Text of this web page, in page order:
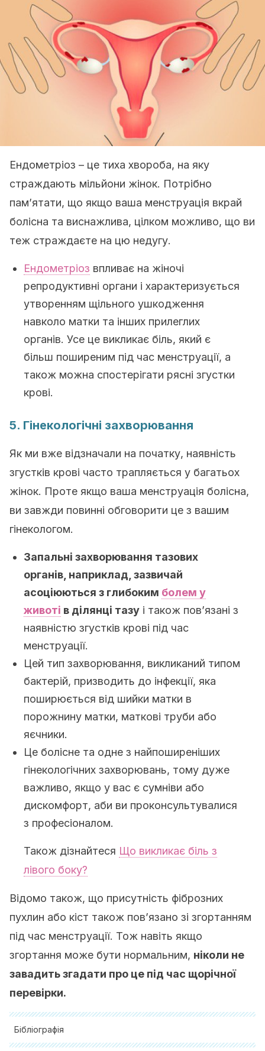
Ендометріоз – це тиха хвороба, на яку
страждають мільйони жінок. Потрібно
пам’ятати, що якщо ваша менструація вкрай
болісна та виснажлива, цілком можливо, що ви
теж страждаєте на цю недугу.
Ендометріоз впливає на жіночі
репродуктивні органи і характеризується
утворенням щільного ушкодження
навколо матки та інших прилеглих
органів. Усе це викликає біль, який є
більш поширеним під час менструації, а
також можна спостерігати рясні згустки
крові.
5. Гінекологічні захворювання
Як ми вже відзначали на початку, наявність
згустків крові часто трапляється у багатьох
жінок. Проте якщо ваша менструація болісна,
ви завжди повинні обговорити це з вашим
гінекологом.
Запальні захворювання тазових
органів, наприклад, зазвичай
асоціюються з глибоким болем у
животі в ділянці тазу і також пов’язані з
наявністю згустків крові під час
менструації.
Цей тип захворювання, викликаний типом
бактерій, призводить до інфекції, яка
поширюється від шийки матки в
порожнину матки, маткові труби або
яєчники.
Це болісне та одне з найпоширеніших
гінекологічних захворювань, тому дуже
важливо, якщо у вас є сумніви або
дискомфорт, аби ви проконсультувалися
з професіоналом.
Також дізнайтеся Що викликає біль з
лівого боку?
Відомо також, що присутність фіброзних
пухлин або кіст також пов’язано зі згортанням
під час менструації. Тож навіть якщо
згортання може бути нормальним, ніколи не
завадить згадати про це під час щорічної
перевірки.
Бібліографія